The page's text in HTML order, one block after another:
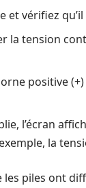
et vérifiez
la tension
positive
l’écran
la
les piles ont